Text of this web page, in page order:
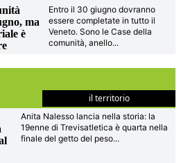
ma
è
Entro il 30 giugno dovranno
essere completate in tutto il
Veneto. Sono le Case della
comunità, anello...
il territorio
Anita Nalesso lancia nella storia: la
19enne di Trevisatletica è quarta nella
finale del getto del peso...